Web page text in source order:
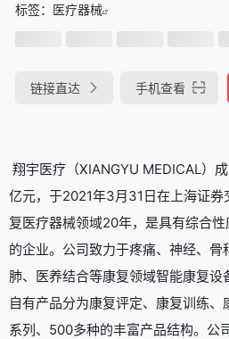
标签： 医疗器械
链接直达 手机查看
翔宇医疗（XIANGYU MEDICAL）
亿元，于2021年3月31日在上海证
复医疗器械领域20年，是具有综合
的企业。公司致力于疼痛、神经、
肺、医养结合等康复领域智能康复
自有产品分为康复评定、康复训练
系列、500多种的丰富产品结构。公